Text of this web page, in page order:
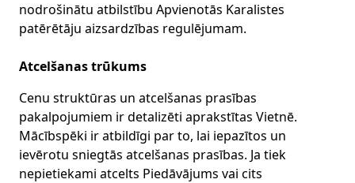
nodrošinātu atbilstību Apvienotās Karalistes
patērētāju aizsardzības regulējumam.
Atcelšanas trūkums
Cenu struktūras un atcelšanas prasības
pakalpojumiem ir detalizēti aprakstītas Vietnē.
Mācībspēki ir atbildīgi par to, lai iepazītos un
ievērotu sniegtās atcelšanas prasības. Ja tiek
nepietiekami atcelts Piedāvājums vai cits